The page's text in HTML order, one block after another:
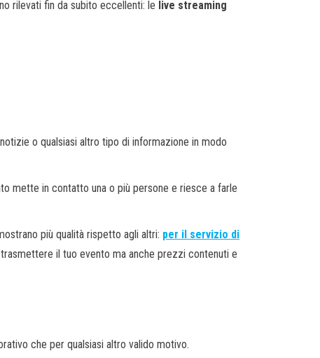
rilevati fin da subito eccellenti: le live streaming
o qualsiasi altro tipo di informazione in modo
mette in contatto una o più persone e riesce a farle
più qualità rispetto agli altri: per il servizio di
il tuo evento ma anche prezzi contenuti e
che per qualsiasi altro valido motivo.